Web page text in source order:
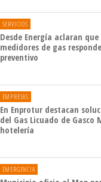
SERVICIOS
Desde Energía aclaran
medidores de gas
preventivo
EMPRESAS
En Enprotur destacan
del Gas Licuado de Gasco
hotelería
EMERGENCIA